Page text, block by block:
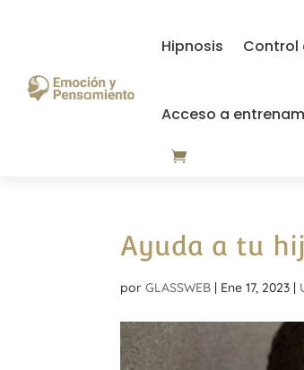
Hipnosis Control
Acceso a
Ayuda a tu
porGLASSWEB | Ene 17, 2023 |